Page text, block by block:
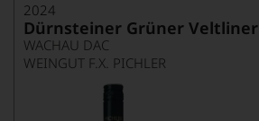
2024
Dürnsteiner Grüner Veltliner
WACHAU DAC
WEINGUT F.X. PICHLER